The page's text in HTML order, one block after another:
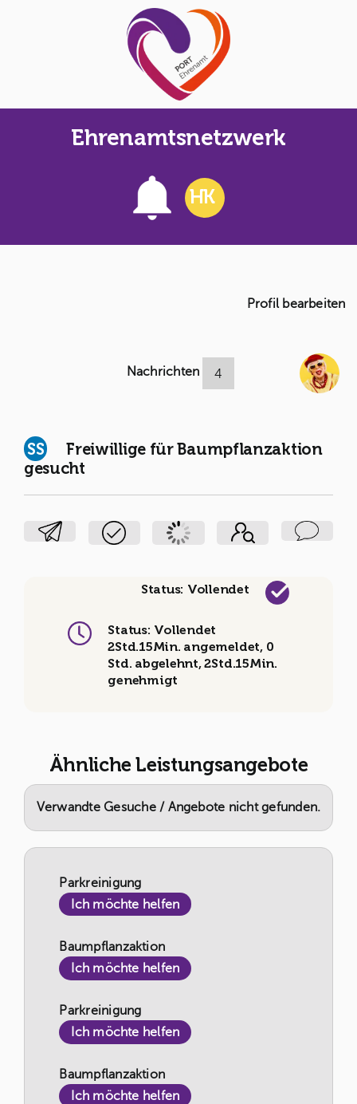
Ehrenamtsnetzwerk
HK
Profil bearbeiten
Nachrichten 4
SS
Freiwillige für Baumpflanzaktion
gesucht
Status: Vollendet
Status: Vollendet
2Std.15Min. angemeldet, 0
Std. abgelehnt, 2Std.15Min.
genehmigt
Ähnliche Leistungsangebote
Verwandte Gesuche / Angebote nicht gefunden.
Parkreinigung
Ich möchte helfen
Baumpflanzaktion
Ich möchte helfen
Parkreinigung
Ich möchte helfen
Baumpflanzaktion
Ich möchte helfen